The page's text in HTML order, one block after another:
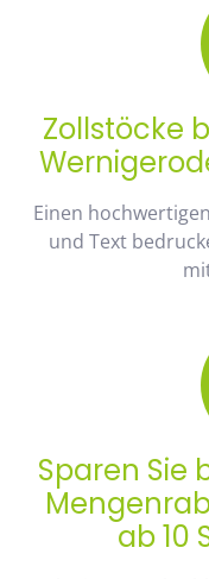
Zollstöcke
Einen
und Text
Sparen Sie
ab 10